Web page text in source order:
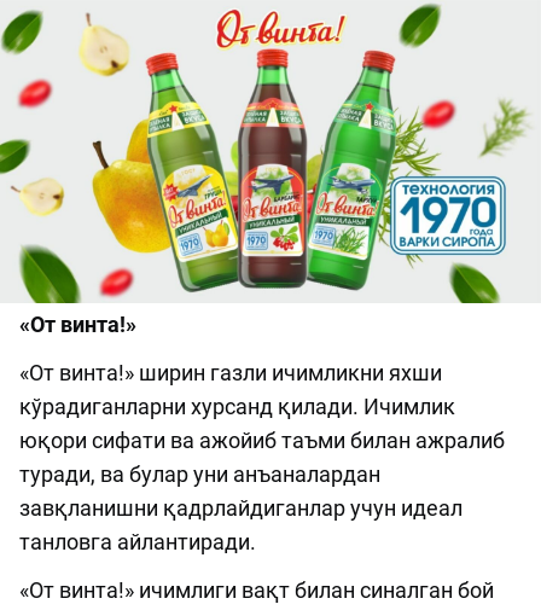
«От винта!»
«От винта!» ширин газли ичимликни яхши
кўрадиганларни хурсанд қилади. Ичимлик
юқори сифати ва ажойиб таъми билан ажралиб
туради, ва булар уни анъаналардан
завқланишни қадрлайдиганлар учун идеал
танловга айлантиради.
«От винта!» ичимлиги вақт билан синалган бой